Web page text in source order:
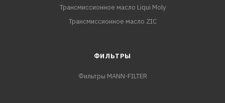
Трансмиссионное масло Liqui Moly
Трансмиссионное масло ZIC
ФИЛЬТРЫ
Фильтры MANN-FILTER